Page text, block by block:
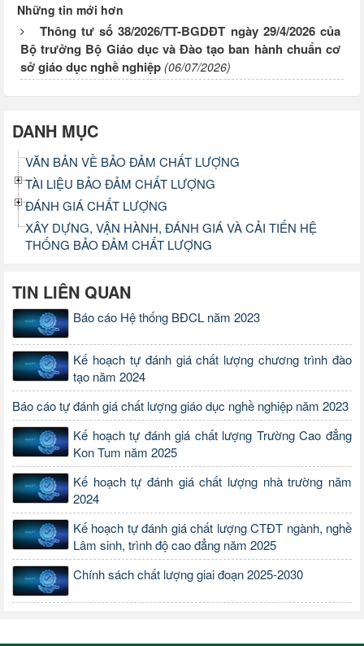
Những tin mới hơn
Thông tư số 38/2026/TT-BGDĐT ngày 29/4/2026 của
Bộ trưởng Bộ Giáo dục và Đào tạo ban hành chuẩn cơ
sở giáo dục nghề nghiệp (06/07/2026)
DANH MỤC
VĂN BẢN VỀ BẢO ĐẢM CHẤT LƯỢNG
TÀI LIỆU BẢO ĐẢM CHẤT LƯỢNG
ĐÁNH GIÁ CHẤT LƯỢNG
XÂY DỰNG, VẬN HÀNH, ĐÁNH GIÁ VÀ CẢI TIẾN HỆ
THỐNG BẢO ĐẢM CHẤT LƯỢNG
TIN LIÊN QUAN
Báo cáo Hệ thống BĐCL năm 2023
Kế hoạch tự đánh giá chất lượng chương trình đào
tạo năm 2024
Báo cáo tự đánh giá chất lượng giáo dục nghề nghiệp năm 2023
Kế hoạch tự đánh giá chất lượng Trường Cao đẳng
Kon Tum năm 2025
Kế hoạch tự đánh giá chất lượng nhà trường năm
2024
Kế hoạch tự đánh giá chất lượng CTĐT ngành, nghề
Lâm sinh, trình độ cao đẳng năm 2025
Chính sách chất lượng giai đoạn 2025-2030